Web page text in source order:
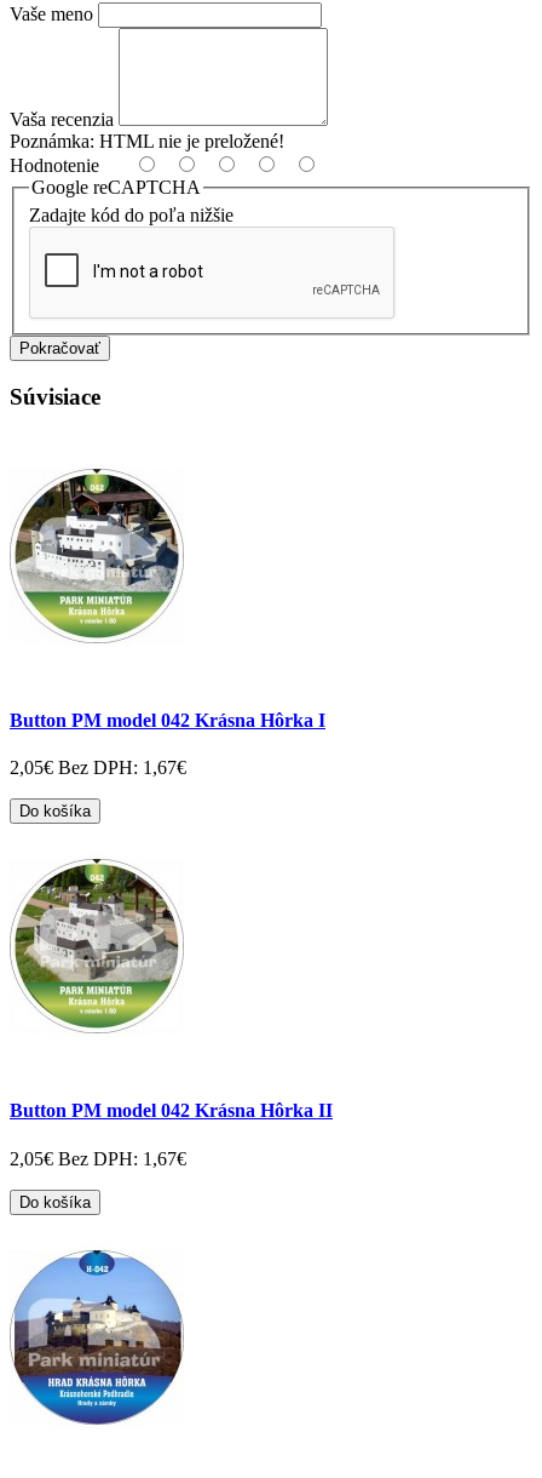
Vaše meno
Vaša recenzia
Poznámka: HTML nie je preložené!
Hodnotenie
Google reCAPTCHA
Zadajte kód do poľa nižšie
Pokračovať
Súvisiace
Button PM model 042 Krásna Hôrka I
2,05€ Bez DPH: 1,67€
Do košíka
Button PM model 042 Krásna Hôrka II
2,05€ Bez DPH: 1,67€
Do košíka